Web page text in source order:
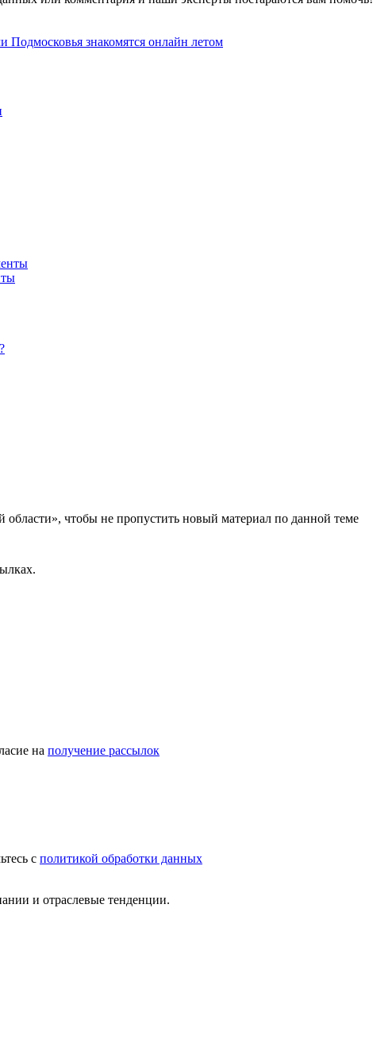
знакомятся онлайн летом
чтобы не пропустить новый материал по данной теме
на получение рассылок
с политикой обработки данных
и отраслевые тенденции.